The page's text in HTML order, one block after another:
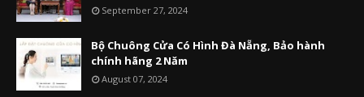
September 27, 2024
Bộ Chuông Cửa Có Hình Đà Nẵng, Bảo hành
chính hãng 2 Năm
August 07, 2024